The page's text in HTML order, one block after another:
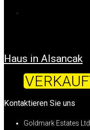
Haus in Alsancak
Kontaktieren Sie uns
Goldmark Estates